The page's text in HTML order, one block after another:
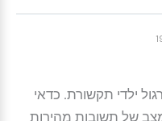
ילדי תקשורת. כדאי
של תשובות מהירות